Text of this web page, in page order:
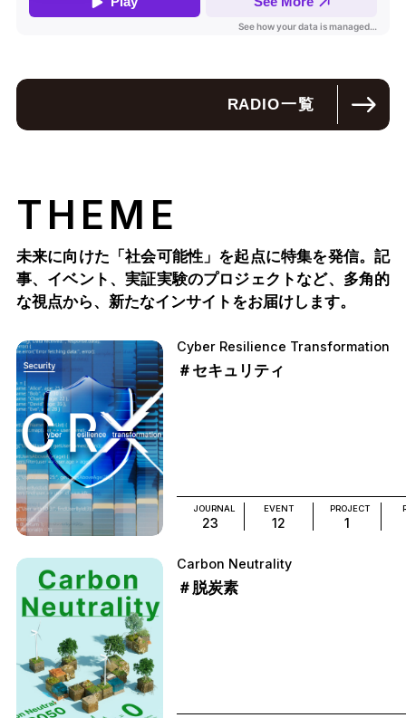
RADIO一覧
THEME
未来に向けた「社会可能性」を起点に特集を発信。記
事、イベント、実証実験のプロジェクトなど、多角的
な視点から、新たなインサイトをお届けします。
Cyber Resilience Transformation
＃セキュリティ
JOURNAL
23
EVENT
12
PROJECT
1
Carbon Neutrality
＃脱炭素